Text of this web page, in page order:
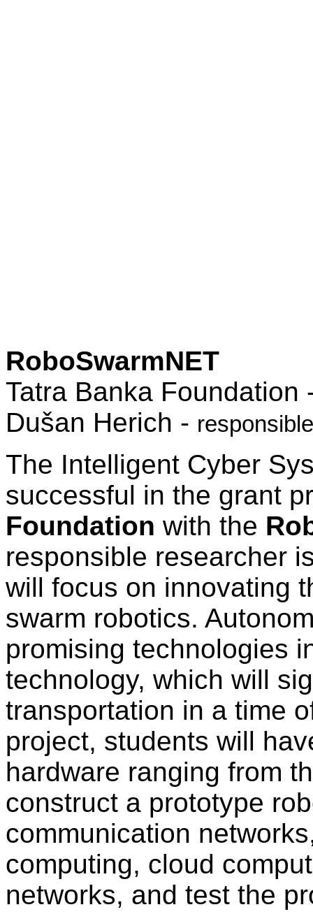
RoboSwarmNET
Tatra Banka
Dušan Herich -
The Intelligent Cyber
successful in the grant
Foundation with the
responsible researcher
will focus on innovating
swarm robotics.
promising technologies
technology, which will
transportation in a time
project, students will
hardware ranging from
construct a prototype
communication
computing, cloud
networks, and test the